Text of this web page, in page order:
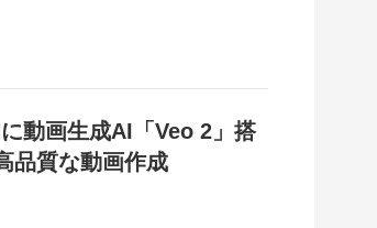
動画生成AI「Veo 2」搭
品質な動画作成